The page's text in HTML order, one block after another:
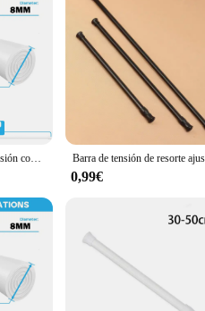
of durability and style that is sure to
The rods are designed to withstand
providing a sturdy support for
are an excellent choice. The ease
fit for your shower area. The
bathroom style, from minimalist to
Varillas de cortina de tensión con resorte, postes telescópicos extensibles colgantes de longitud ajustable duraderos para baño, cocina, armario, sin taladro
0,99€